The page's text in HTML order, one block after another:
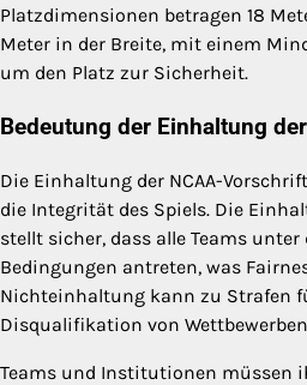
Platzdimensionen betragen 18
Meter in der Breite, mit einem
um den Platz zur Sicherheit.
Bedeutung der Einhaltung
Die Einhaltung der NCAA-
die Integrität des Spiels. Die
stellt sicher, dass alle Teams unter
Bedingungen antreten, was
Nichteinhaltung kann zu Strafen
Disqualifikation von
Teams und Institutionen müssen